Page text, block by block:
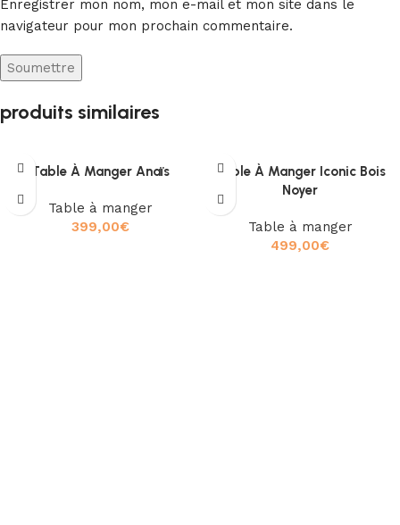
Enregistrer mon nom, mon e-mail et mon site dans le
navigateur pour mon prochain commentaire.
produits similaires
Table À Manger Anaïs
Table à manger
399,00€
Table À Manger Iconic Bois
Noyer
Table à manger
499,00€